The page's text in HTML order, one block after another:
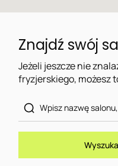
Znajdź swój
Jeżeli jeszcze nie
fryzjerskiego, możesz